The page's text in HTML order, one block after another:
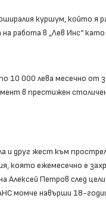
куршум, който я
на работа в „Лев Инс“
по 10 000 лева месечно
в престижен
и друг жест към
която ежемесечно е
Алексей Петров след
момче навърши 18-